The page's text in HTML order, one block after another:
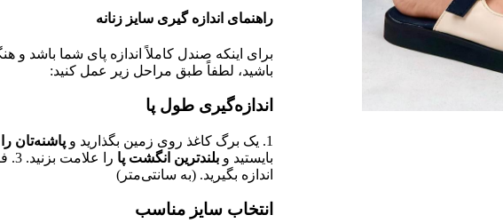
راهنمای اندازه گیری سایز زنانه
برای اینکه صندل کاملاً اندازه پای شما باشد و
باشید، لطفاً طبق مراحل زیر عمل کنید:
اندازه‌گیری طول پا
1. یک برگ کاغذ روی زمین بگذارید و
پاشنه‌تان
بایستید و بلندترین انگشت پا
را
اندازه بگیرید. (به سانتی‌متر)
انتخاب سایز مناسب